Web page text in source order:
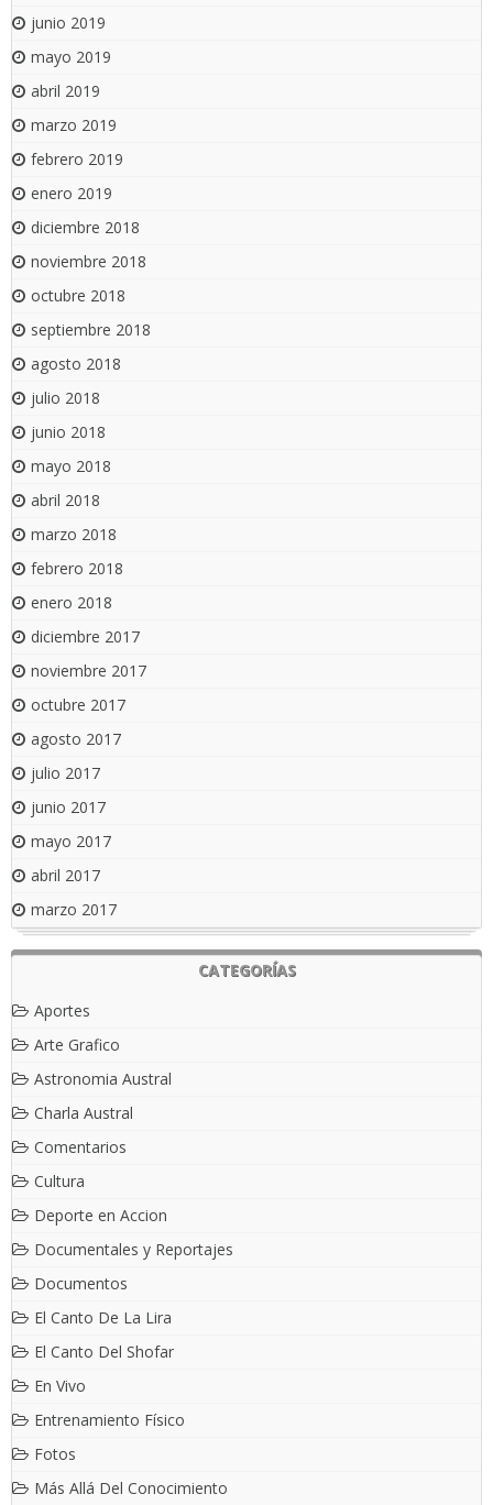
junio 2019
mayo 2019
abril 2019
marzo 2019
febrero 2019
enero 2019
diciembre 2018
noviembre 2018
octubre 2018
septiembre 2018
agosto 2018
julio 2018
junio 2018
mayo 2018
abril 2018
marzo 2018
febrero 2018
enero 2018
diciembre 2017
noviembre 2017
octubre 2017
agosto 2017
julio 2017
junio 2017
mayo 2017
abril 2017
marzo 2017
CATEGORÍAS
Aportes
Arte Grafico
Astronomia Austral
Charla Austral
Comentarios
Cultura
Deporte en Accion
Documentales y Reportajes
Documentos
El Canto De La Lira
El Canto Del Shofar
En Vivo
Entrenamiento Físico
Fotos
Más Allá Del Conocimiento